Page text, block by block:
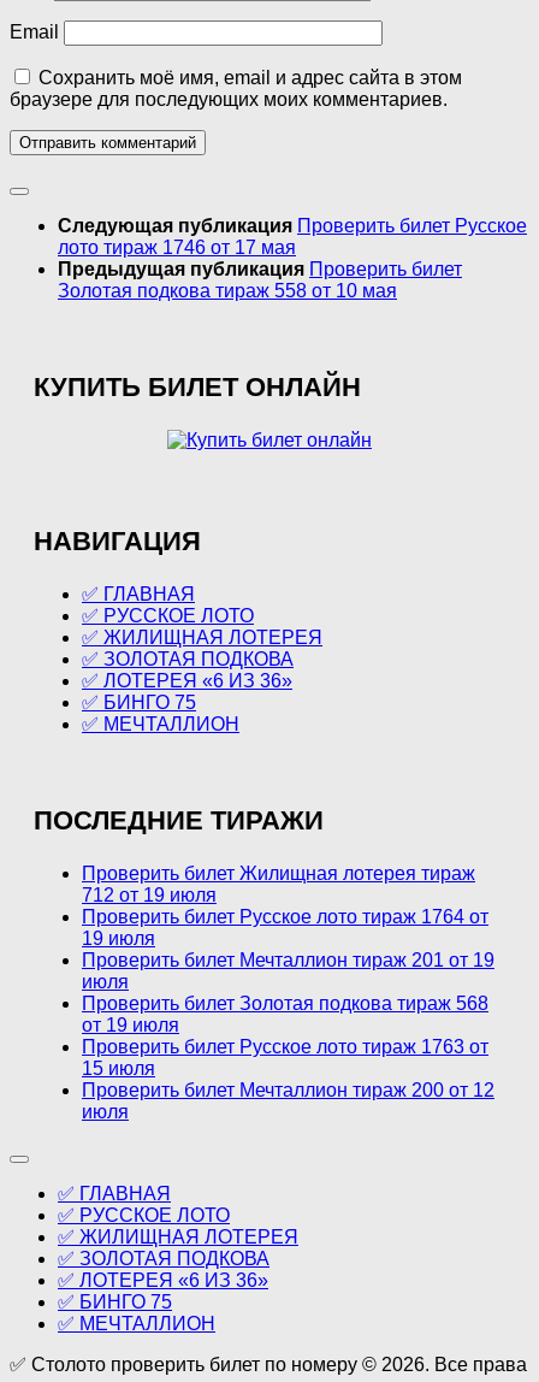
Email
Сохранить моё имя, email и адрес сайта в этом
браузере для последующих моих комментариев.
Следующая публикация Проверить билет Русское
лото тираж 1746 от 17 мая
Предыдущая публикация Проверить билет
Золотая подкова тираж 558 от 10 мая
КУПИТЬ БИЛЕТ ОНЛАЙН
НАВИГАЦИЯ
✅ ГЛАВНАЯ
✅ РУССКОЕ ЛОТО
✅ ЖИЛИЩНАЯ ЛОТЕРЕЯ
✅ ЗОЛОТАЯ ПОДКОВА
✅ ЛОТЕРЕЯ «6 ИЗ 36»
✅ БИНГО 75
✅ МЕЧТАЛЛИОН
ПОСЛЕДНИЕ ТИРАЖИ
Проверить билет Жилищная лотерея тираж
712 от 19 июля
Проверить билет Русское лото тираж 1764 от
19 июля
Проверить билет Мечталлион тираж 201 от 19
июля
Проверить билет Золотая подкова тираж 568
от 19 июля
Проверить билет Русское лото тираж 1763 от
15 июля
Проверить билет Мечталлион тираж 200 от 12
июля
✅ ГЛАВНАЯ
✅ РУССКОЕ ЛОТО
✅ ЖИЛИЩНАЯ ЛОТЕРЕЯ
✅ ЗОЛОТАЯ ПОДКОВА
✅ ЛОТЕРЕЯ «6 ИЗ 36»
✅ БИНГО 75
✅ МЕЧТАЛЛИОН
✅ Столото проверить билет по номеру © 2026. Все права